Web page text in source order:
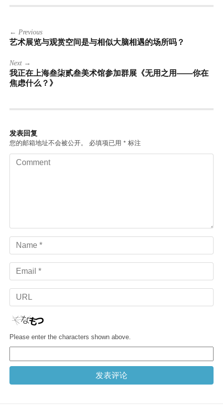
章
导
← Previous
艺术展览与观赏空间是与相似大脑相遇的场所吗？
Next →
我正在上海叁柒贰叁美术馆参加群展《无用之用——你在
焦虑什么？》
发表回复
您的邮箱地址不会被公开。 必填项已用* 标注
Please enter the characters shown above.